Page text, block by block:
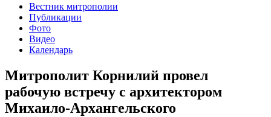
Вестник митрополии
Публикации
Фото
Видео
Календарь
Митрополит Корнилий провел
рабочую встречу с архитектором
Михаило-Архангельского